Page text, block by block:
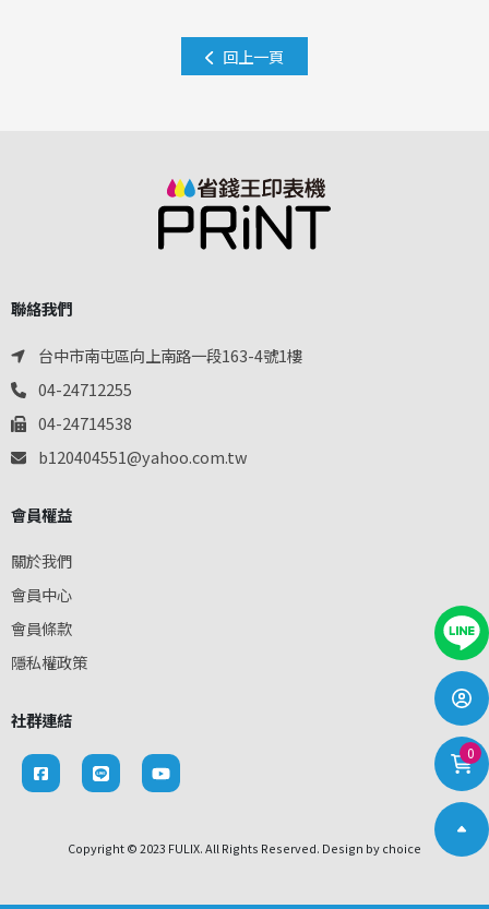
0
回上一頁
聯絡我們
台中市南屯區向上南路一段163-4號1樓
04-24712255
04-24714538
b120404551@yahoo.com.tw
會員權益
關於我們
會員中心
會員條款
隱私權政策
社群連結
Copyright © 2023 FULIX. All Rights Reserved. Design bychoice